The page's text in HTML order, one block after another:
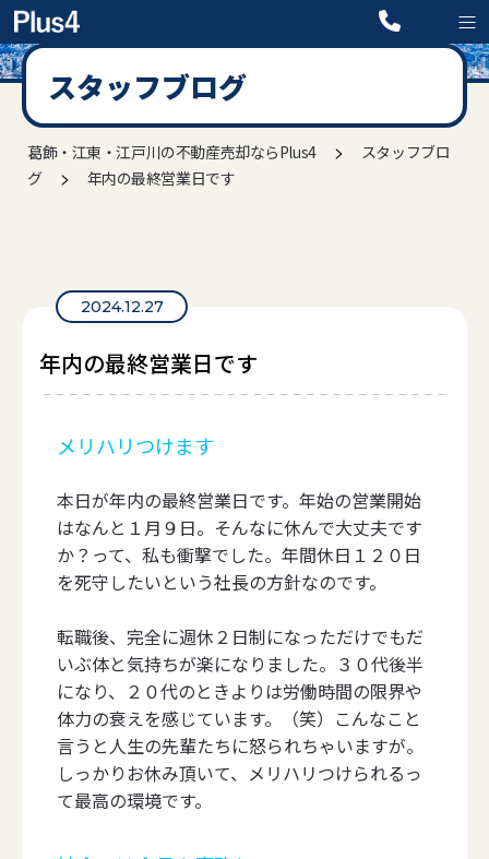
スタッフブログ
葛飾・江東・江戸川の不動産売却ならPlus4>
スタッフブロ
グ> 年内の最終営業日です
2024.12.27
年内の最終営業日です
メリハリつけます
本日が年内の最終営業日です。年始の営業開始
はなんと１月９日。そんなに休んで大丈夫です
か？って、私も衝撃でした。年間休日１２０日
を死守したいという社長の方針なのです。
転職後、完全に週休２日制になっただけでもだ
いぶ体と気持ちが楽になりました。３０代後半
になり、２０代のときよりは労働時間の限界や
体力の衰えを感じています。（笑）こんなこと
言うと人生の先輩たちに怒られちゃいますが。
しっかりお休み頂いて、メリハリつけられるっ
て最高の環境です。